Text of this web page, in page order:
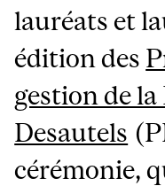
lauréats et
édition des
gestion de
Desautels
cérémonie,